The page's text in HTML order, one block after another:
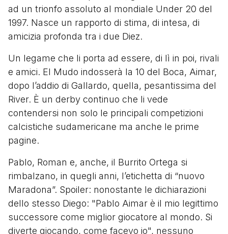
ad un trionfo assoluto al mondiale Under 20 del
1997. Nasce un rapporto di stima, di intesa, di
amicizia profonda tra i due Diez.
Un legame che li porta ad essere, di lì in poi, rivali
e amici. El Mudo indosserà la 10 del Boca, Aimar,
dopo l’addio di Gallardo, quella, pesantissima del
River. È un derby continuo che li vede
contendersi non solo le principali competizioni
calcistiche sudamericane ma anche le prime
pagine.
Pablo, Roman e, anche, il Burrito Ortega si
rimbalzano, in quegli anni, l’etichetta di “nuovo
Maradona”. Spoiler: nonostante le dichiarazioni
dello stesso Diego: "Pablo Aimar è il mio legittimo
successore come miglior giocatore al mondo. Si
diverte giocando, come facevo io", nessuno